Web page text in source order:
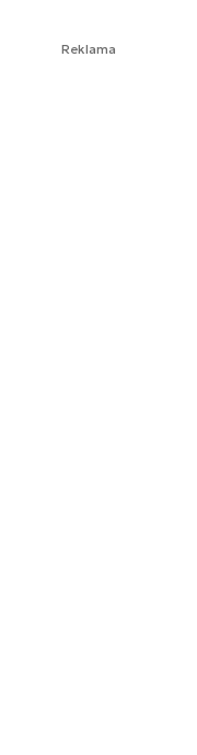
Reklama